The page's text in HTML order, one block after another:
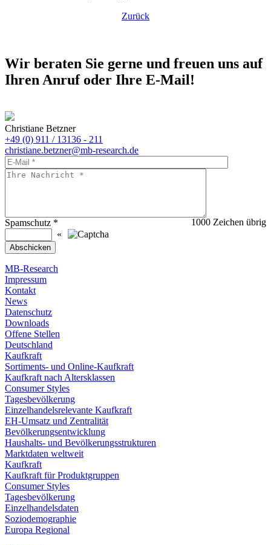
Zurück
Wir beraten Sie gerne und freuen uns auf
Ihren Anruf oder Ihre E-Mail!
Christiane Betzner
+49 (0) 911 / 13136 - 211
christiane.betzner@mb-research.de
1000 Zeichen übrig
Spamschutz *
«
MB-Research
Impressum
Kontakt
News
Datenschutz
Downloads
Offene Stellen
Deutschland
Kaufkraft
Sortiments- und Online-Kaufkraft
Kaufkraft nach Altersklassen
Consumer Styles
Tagesbevölkerung
Einzelhandelsrelevante Kaufkraft
EH-Umsatz und Zentralität
Bevölkerungsentwicklung
Haushalts- und Bevölkerungsstrukturen
Marktdaten weltweit
Kaufkraft
Kaufkraft für Produktgruppen
Consumer Styles
Tagesbevölkerung
Einzelhandelsdaten
Soziodemographie
Europa Regional